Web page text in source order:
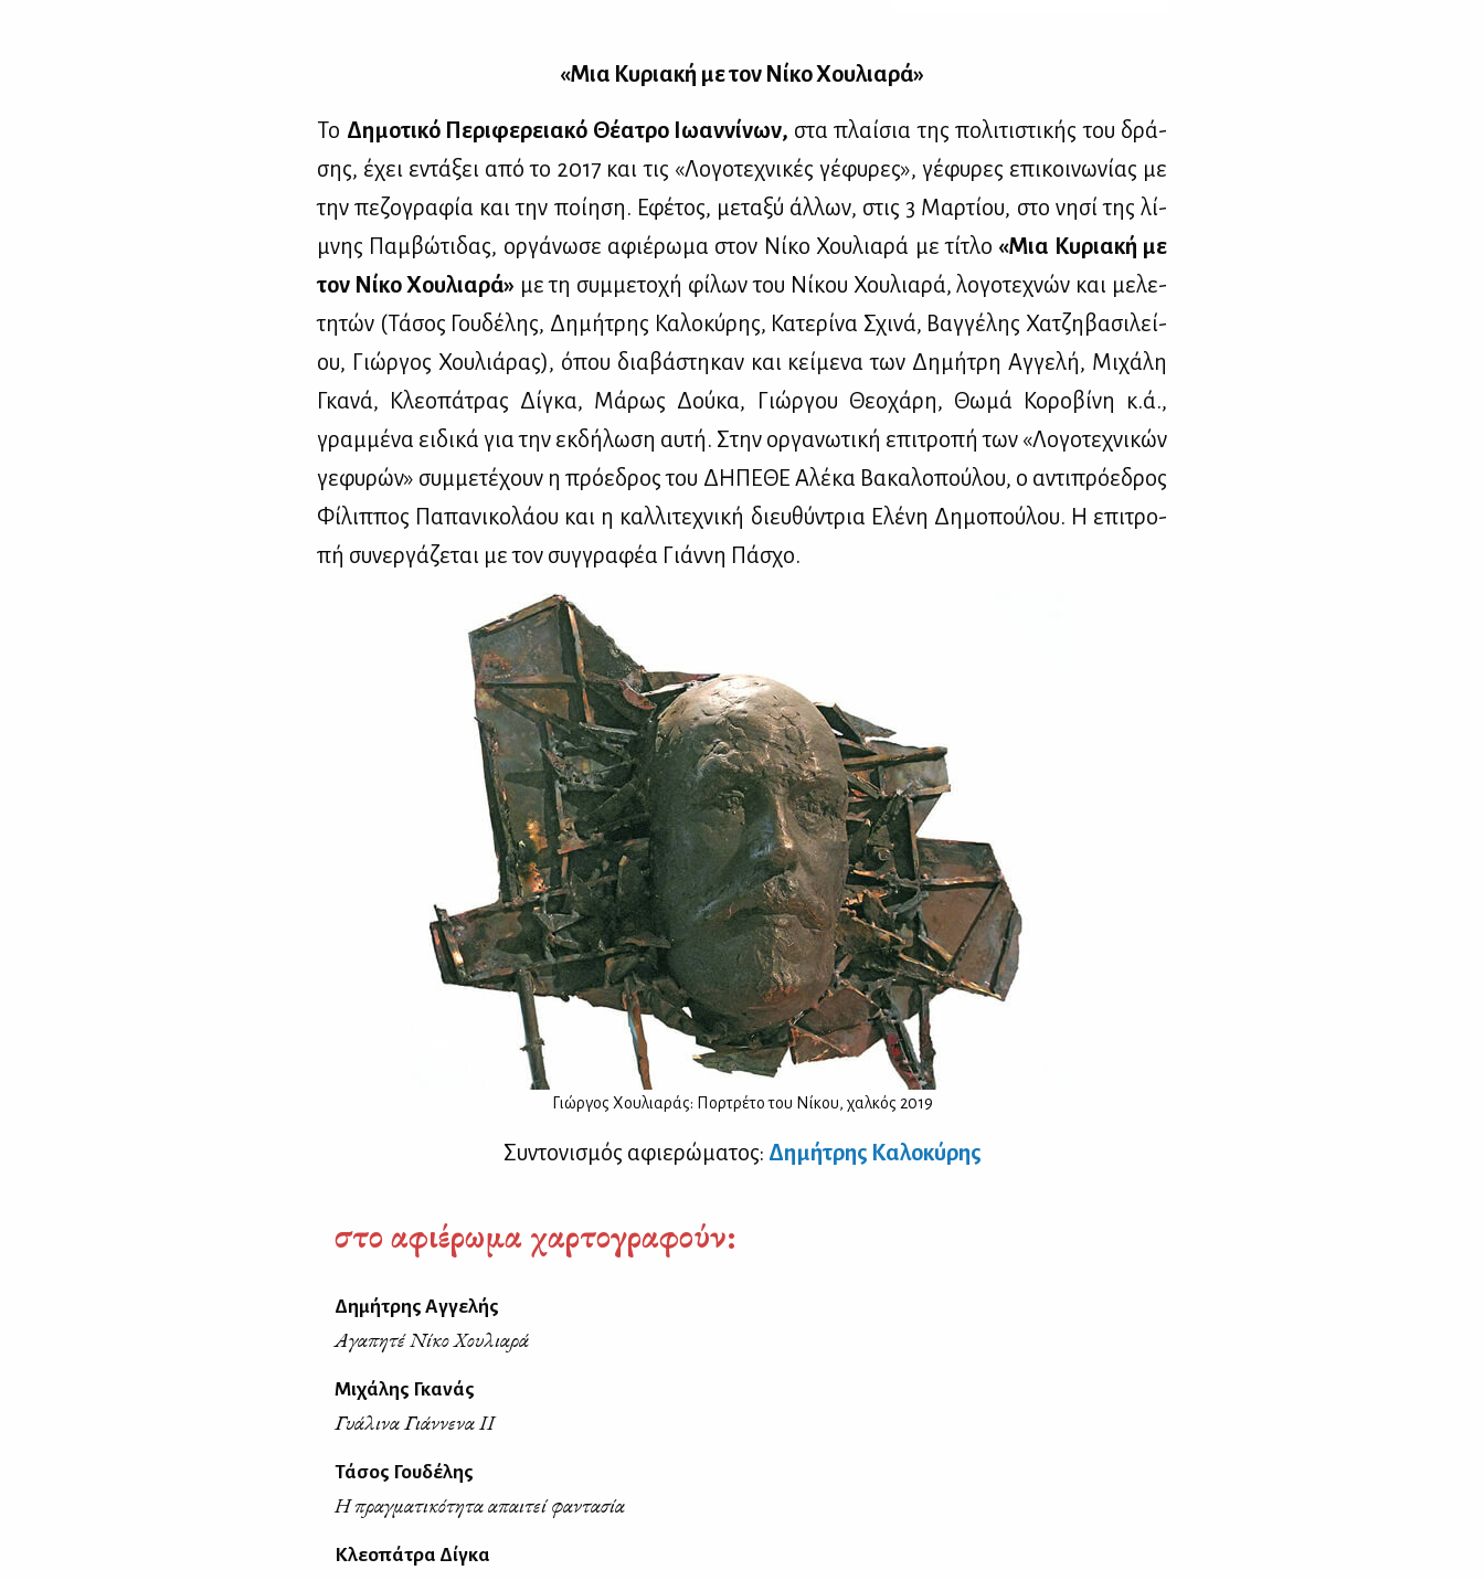
«Μια Κυ­ρια­κή με τον Νί­κο Χου­λια­ρά»
Το Δη­μο­τι­κό Πε­ρι­φε­ρεια­κό Θέ­α­τρο Ιω­αν­νί­νων, στα πλαί­σια της πο­λι­τι­στι­κής του δρά­
σης, έχει εντά­ξει από το 2017 και τις «Λο­γο­τε­χνι­κές γέ­φυ­ρες», γέ­φυ­ρες επι­κοι­νω­νί­ας με
την πε­ζο­γρα­φία και την ποί­η­ση. Εφέ­τος, με­τα­ξύ άλ­λων, στις 3 Μαρ­τί­ου, στο νη­σί της λί­
μνης Παμ­βώ­τι­δας, ορ­γά­νω­σε αφιέ­ρω­μα στον Νί­κο Χου­λια­ρά με τί­τλο «Μια Κυ­ρια­κή με
τον Νί­κο Χου­λια­ρά» με τη συμ­με­το­χή φί­λων του Νί­κου Χου­λια­ρά, λο­γο­τε­χνών και με­λε­
τη­τών (Τά­σος Γου­δέ­λης, Δη­μή­τρης Κα­λο­κύ­ρης, Κα­τε­ρί­να Σχι­νά, Βαγ­γέ­λης Χα­τζη­βα­σι­λεί­
ου, Γιώρ­γος Χου­λιά­ρας), όπου δια­βά­στη­καν και κεί­με­να των Δη­μή­τρη Αγ­γε­λή, Μι­χά­λη
Γκα­νά, Κλε­ο­πά­τρας Δί­γκα, Μά­ρως Δού­κα, Γιώρ­γου Θε­ο­χά­ρη, Θω­μά Κο­ρο­βί­νη κ.ά.,
γραμ­μέ­να ει­δι­κά για την εκ­δή­λω­ση αυ­τή. Στην ορ­γα­νω­τι­κή επι­τρο­πή των «Λο­γο­τε­χνι­κών
γε­φυ­ρών» συμ­με­τέ­χουν η πρό­ε­δρος του ΔΗ­ΠΕ­ΘΕ Αλέ­κα Βα­κα­λο­πού­λου, ο αντι­πρό­ε­δρος
Φί­λιπ­πος Πα­πα­νι­κο­λά­ου και η καλ­λι­τε­χνι­κή διευ­θύ­ντρια Ελέ­νη Δη­μο­πού­λου. Η επι­τρο­
πή συ­νερ­γά­ζε­ται με τον συγ­γρα­φέα Γιάν­νη Πά­σχο.
Γιώρ­γος Χου­λια­ράς: Πορ­τρέ­το του Νί­κου, χαλ­κός 2019
Συ­ντο­νι­σμός αφιε­ρώ­μα­τος: Δη­μή­τρης Κα­λο­κύ­ρης
στο αφιέρωμα χαρτογραφούν:
Δημήτρης Αγγελής
Αγαπητέ Νίκο Χουλιαρά
Μιχάλης Γκανάς
Γυάλινα Γιάννενα ΙΙ
Τάσος Γουδέλης
Η πραγματικότητα απαιτεί φαντασία
Κλεοπάτρα Δίγκα